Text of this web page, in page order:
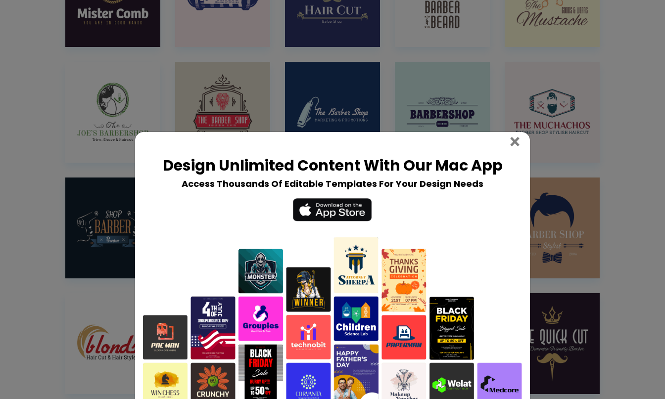
Design Unlimited Content With Our Mac App
Access Thousands Of Editable Templates For Your Design Needs
× Close